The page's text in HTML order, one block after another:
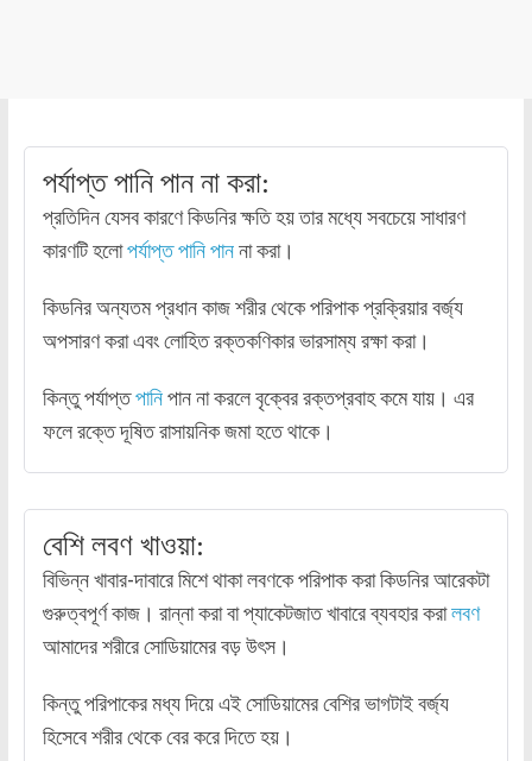
পর্যাপ্ত পানি পান না করা:
প্রতিদিন যেসব কারণে কিডনির ক্ষতি হয় তার মধ্যে সবচেয়ে সাধারণ
কারণটি হলোপর্যাপ্ত পানি পাননা করা।
কিডনির অন্যতম প্রধান কাজ শরীর থেকে পরিপাক প্রক্রিয়ার বর্জ্য
অপসারণ করা এবং লোহিত রক্তকণিকার ভারসাম্য রক্ষা করা।
কিন্তু পর্যাপ্তপানিপান না করলে বৃক্বের রক্তপ্রবাহ কমে যায়। এর
ফলে রক্তে দূষিত রাসায়নিক জমা হতে থাকে।
বেশি লবণ খাওয়া:
বিভিন্ন খাবার-দাবারে মিশে থাকা লবণকে পরিপাক করা কিডনির আরেকটা
গুরুত্বপূর্ণ কাজ। রান্না করা বা প্যাকেটজাত খাবারে ব্যবহার করালবণ
আমাদের শরীরে সোডিয়ামের বড় উৎস।
কিন্তু পরিপাকের মধ্য দিয়ে এই সোডিয়ামের বেশির ভাগটাই বর্জ্য
হিসেবে শরীর থেকে বের করে দিতে হয়।